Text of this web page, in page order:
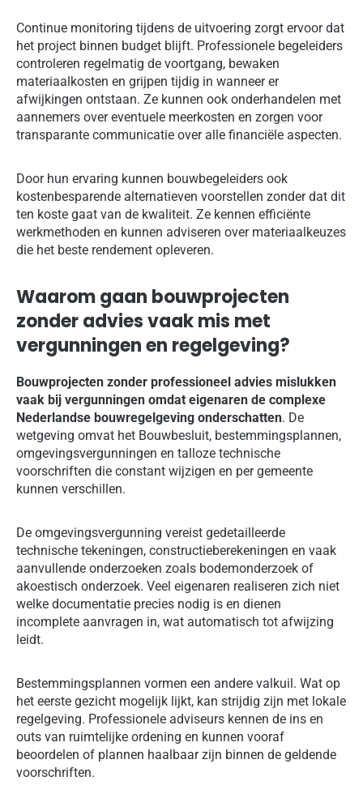
Continue monitoring tijdens de uitvoering zorgt ervoor dat
het project binnen budget blijft. Professionele begeleiders
controleren regelmatig de voortgang, bewaken
materiaalkosten en grijpen tijdig in wanneer er
afwijkingen ontstaan. Ze kunnen ook onderhandelen met
aannemers over eventuele meerkosten en zorgen voor
transparante communicatie over alle financiële aspecten.
Door hun ervaring kunnen bouwbegeleiders ook
kostenbesparende alternatieven voorstellen zonder dat dit
ten koste gaat van de kwaliteit. Ze kennen efficiënte
werkmethoden en kunnen adviseren over materiaalkeuzes
die het beste rendement opleveren.
Waarom gaan bouwprojecten
zonder advies vaak mis met
vergunningen en regelgeving?
Bouwprojecten zonder professioneel advies mislukken
vaak bij vergunningen omdat eigenaren de complexe
Nederlandse bouwregelgeving onderschatten. De
wetgeving omvat het Bouwbesluit, bestemmingsplannen,
omgevingsvergunningen en talloze technische
voorschriften die constant wijzigen en per gemeente
kunnen verschillen.
De omgevingsvergunning vereist gedetailleerde
technische tekeningen, constructieberekeningen en vaak
aanvullende onderzoeken zoals bodemonderzoek of
akoestisch onderzoek. Veel eigenaren realiseren zich niet
welke documentatie precies nodig is en dienen
incomplete aanvragen in, wat automatisch tot afwijzing
leidt.
Bestemmingsplannen vormen een andere valkuil. Wat op
het eerste gezicht mogelijk lijkt, kan strijdig zijn met lokale
regelgeving. Professionele adviseurs kennen de ins en
outs van ruimtelijke ordening en kunnen vooraf
beoordelen of plannen haalbaar zijn binnen de geldende
voorschriften.